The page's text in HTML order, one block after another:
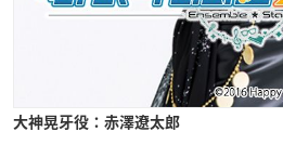
大神晃牙役：赤澤遼太郎